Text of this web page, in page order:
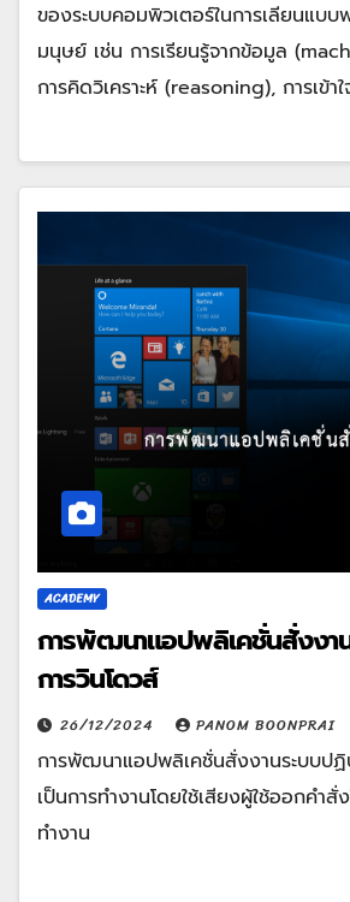
ของระบบคอมพิวเตอร์ในการเลียนแบ
มนุษย์ เช่น การเรียนรู้จากข้อมูล
การคิดวิเคราะห์ (reasoning), การเข้า
ACADEMY
การพัฒนาแอปพลิเคชั่นสั่งงา
การวินโดวส์
26/12/2024 PANOM BOONPRAI
การพัฒนาแอปพลิเคชั่นสั่งงานระบบป
เป็นการทำงานโดยใช้เสียงผู้ใช้ออกคำ
ทำงาน